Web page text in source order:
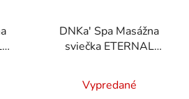
DNKa' Spa Masážna
sviečka ETERNAL
Vypredané